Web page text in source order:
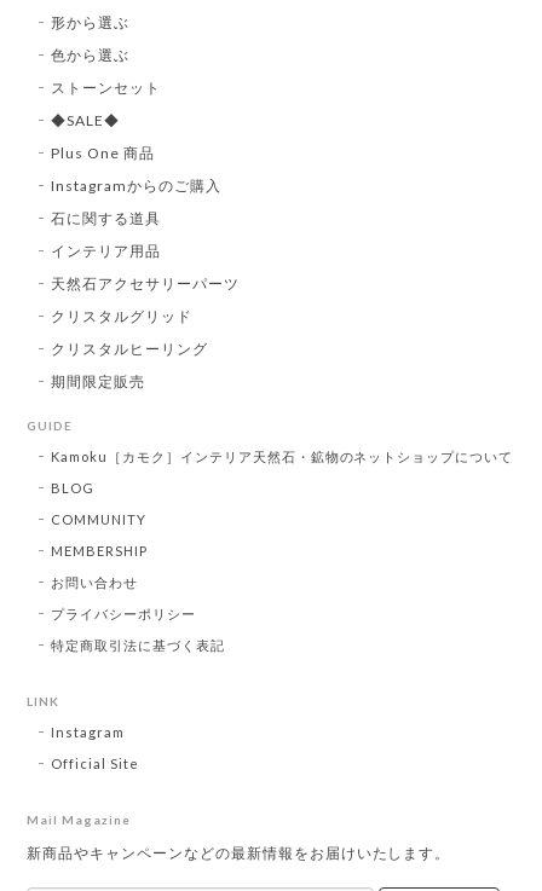
形から選ぶ
色から選ぶ
ストーンセット
◆SALE◆
Plus One 商品
Instagramからのご購入
石に関する道具
インテリア用品
天然石アクセサリーパーツ
クリスタルグリッド
クリスタルヒーリング
期間限定販売
GUIDE
Kamoku［カモク］インテリア天然石・鉱物のネットショップについて
BLOG
COMMUNITY
MEMBERSHIP
お問い合わせ
プライバシーポリシー
特定商取引法に基づく表記
LINK
Instagram
Official Site
Mail Magazine
新商品やキャンペーンなどの最新情報をお届けいたします。